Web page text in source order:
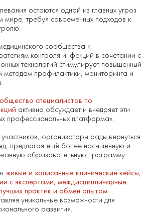
остаются одной из главных угроз
мире, требуя современных подходов к
сообщества к
контроля инфекций в сочетании с
технологий стимулирует повышенный
методам профилактики, мониторинга и
специалистов по
активно обсуждает и внедряет эти
профессиональных платформах.
организаторы рады вернуться
предлагая ещё более насыщенную и
образовательную программу.
живые и записанные клинические кейсы,
с экспертами, междисциплинарные
практик и обмен опытом
уникальные возможности для
развития.